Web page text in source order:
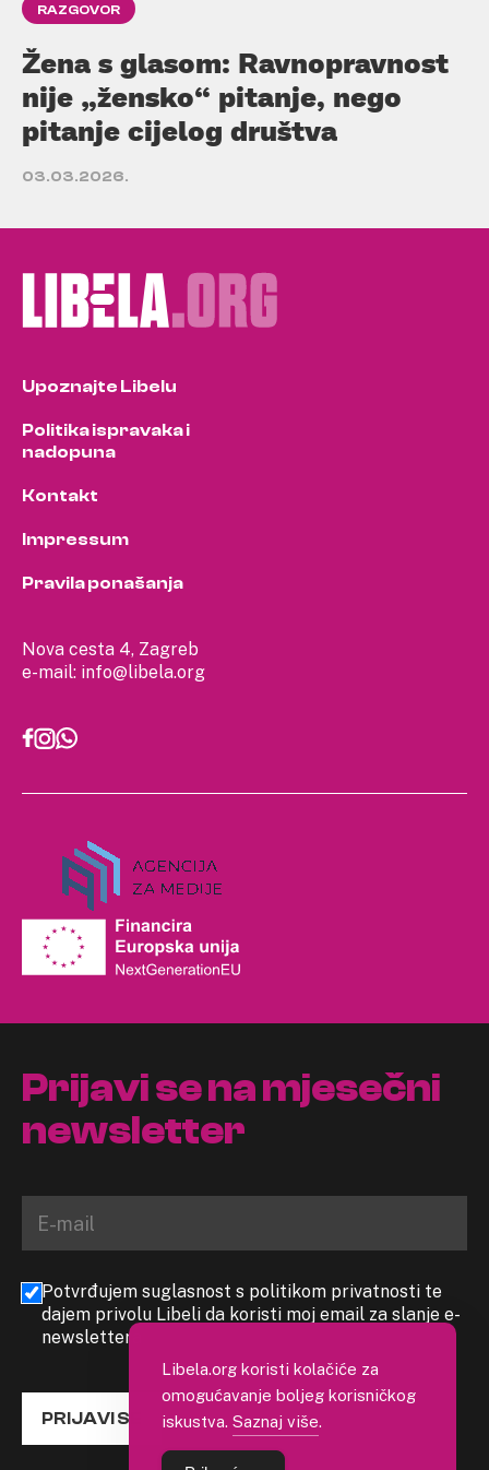
RAZGOVOR
Žena s glasom: Ravnopravnost
nije „žensko“ pitanje, nego
pitanje cijelog društva
03.03.2026.
Nova cesta 4, Zagreb
e-mail: info@libela.org
Upoznajte Libelu
Politika ispravaka i
nadopuna
Kontakt
Impressum
Pravila ponašanja
Prijavi se na mjesečni
newsletter
Potvrđujem suglasnost s politikom privatnosti te
dajem privolu Libeli da koristi moj email za slanje e-
newslettera
PRIJAVI SE
Libela.org koristi kolačiće za
omogućavanje boljeg korisničkog
iskustva. Saznaj više.